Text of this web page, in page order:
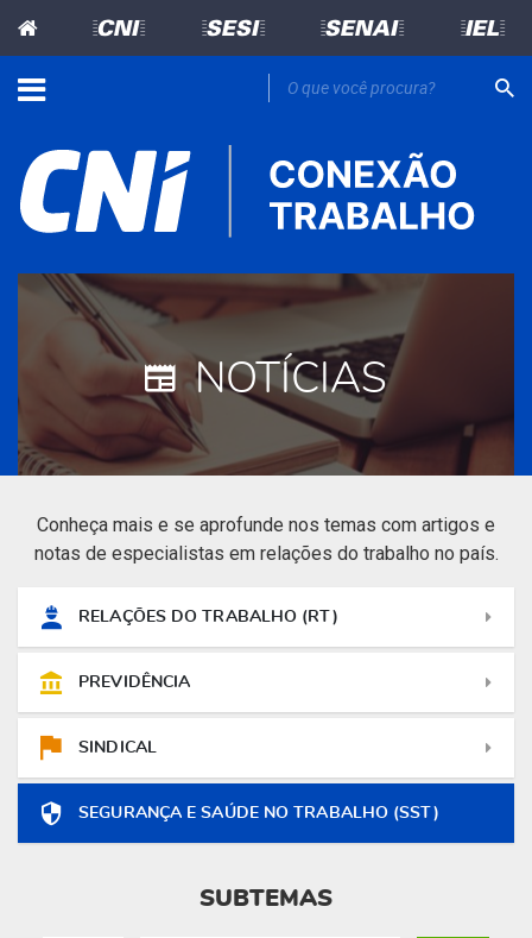
=CNI= =SESI= =SENAI= =IEL=
NOTÍCIAS
Conheça mais e se aprofunde nos temas com artigos e
notas de especialistas em relações do trabalho no país.
RELAÇÕES DO TRABALHO (RT)
PREVIDÊNCIA
SINDICAL
SEGURANÇA E SAÚDE NO TRABALHO (SST)
SUBTEMAS